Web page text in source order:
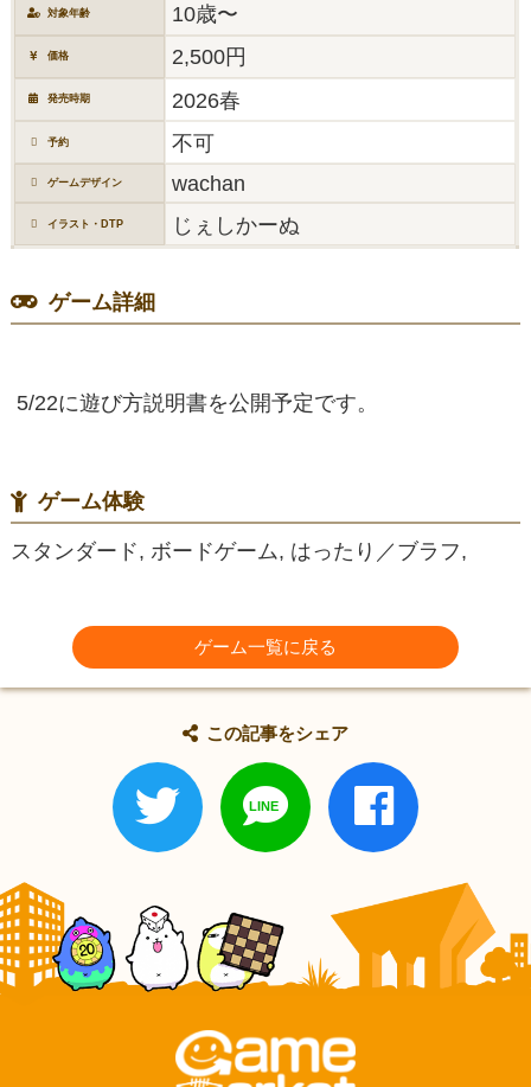
対象年齢 10歳〜
価格 2,500円
発売時期 2026春
予約 不可
ゲームデザイン wachan
イラスト・DTP じぇしかーぬ
ゲーム詳細
5/22に遊び方説明書を公開予定です。
ゲーム体験
スタンダード, ボードゲーム, はったり／ブラフ,
ゲーム一覧に戻る
この記事をシェア